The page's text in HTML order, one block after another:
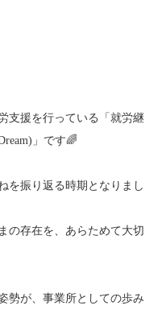
支援を行っている「就労継
」です🌈
を振り返る時期となりまし
の存在を、あらためて大切
勢が、事業所としての歩み